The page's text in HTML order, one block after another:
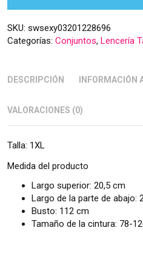
SKU: swsexy03201228696
Categorías: Conjuntos, Lencería
DESCRIPCIÓN INFORMACIÓN
VALORACIONES (0)
Talla: 1XL
Medida del producto
Largo superior: 20,5 cm
Largo de la parte de abajo:
Busto: 112 cm
Tamaño de la cintura: 78-